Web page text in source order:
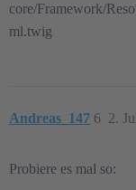
core/Framework/
ml.twig
Andreas_147 2.
6
Probiere es mal so: